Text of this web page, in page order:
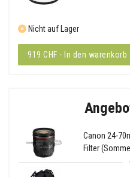
Nicht auf Lager
919 CHF - In den warenkorb
Canon 24-
Filter